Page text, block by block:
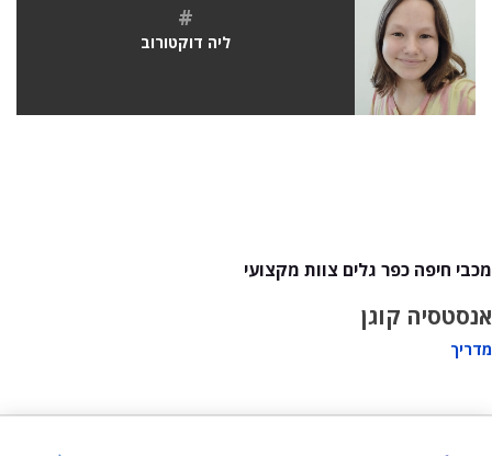
#
ליה דוקטורוב
מכבי חיפה כפר גלים צוות מקצועי
אנסטסיה קוגן
מדריך